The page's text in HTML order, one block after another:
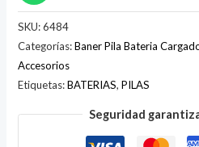
SKU:6484
Categorías:Baner Pila Bateria
Accesorios
Etiquetas:BATERIAS,PILAS
Seguridad